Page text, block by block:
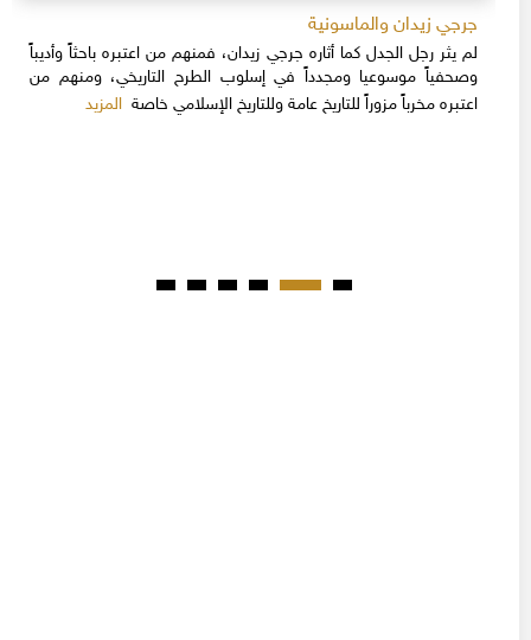
جرجي زيدان والماسونية
لم يثر رجل الجدل كما أثاره جرجي زيدان، فمنهم من اعتبره باحثاً وأديباً
وصحفياً موسوعيا ومجدداً في إسلوب الطرح التاريخي، ومنهم من
اعتبره مخرباً مزوراً للتاريخ عامة وللتاريخ الإسلامي خاصةالمزيد